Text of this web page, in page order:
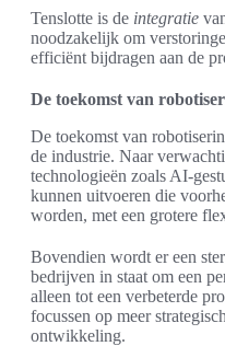
Tenslotte is de integratie
noodzakelijk om
efficiënt bijdragen aan de
De toekomst van
De toekomst van
de industrie. Naar
technologieën zoals AI-
kunnen uitvoeren die
worden, met een grotere
Bovendien wordt er een
bedrijven in staat om een
alleen tot een verbeterde
focussen op meer
ontwikkeling.